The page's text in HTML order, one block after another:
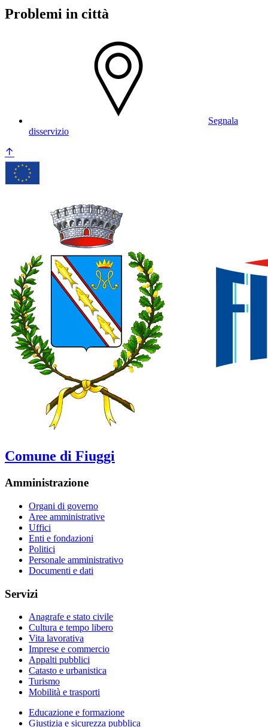
Problemi in città
Segnala
disservizio
Comune di Fiuggi
Amministrazione
Organi di governo
Aree amministrative
Uffici
Enti e fondazioni
Politici
Personale amministrativo
Documenti e dati
Servizi
Anagrafe e stato civile
Cultura e tempo libero
Vita lavorativa
Imprese e commercio
Appalti pubblici
Catasto e urbanistica
Turismo
Mobilità e trasporti
Educazione e formazione
Giustizia e sicurezza pubblica